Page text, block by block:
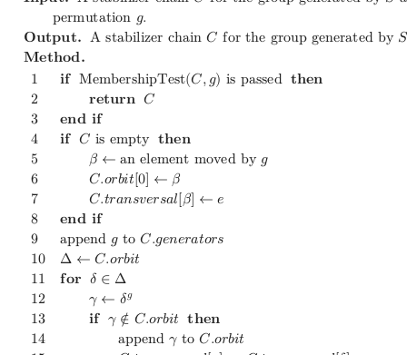
permutation 𝑔.
𝐎𝐮𝐭𝐩𝐮𝐭. A stabilizer chain 𝐶 for the group generated by 𝑆
𝐌𝐞𝐭𝐡𝐨𝐝.
1
𝐢𝐟 MembershipTest(𝐶,𝑔) is passed 𝐭𝐡𝐞𝐧
2
𝐫𝐞𝐭𝐮𝐫𝐧 𝐶
3
𝐞𝐧𝐝 𝐢𝐟
4
𝐢𝐟 𝐶 is empty 𝐭𝐡𝐞𝐧
5
𝛽 ← an element moved by 𝑔
6
𝐶.𝑜𝑟𝑏𝑖𝑡[0] ← 𝛽
7
𝐶.𝑡𝑟𝑎𝑛𝑠𝑣𝑒𝑟𝑠𝑎𝑙[𝛽] ← 𝑒
8
𝐞𝐧𝐝 𝐢𝐟
9
append 𝑔 to 𝐶.𝑔𝑒𝑛𝑒𝑟𝑎𝑡𝑜𝑟𝑠
10 Δ ← 𝐶.𝑜𝑟𝑏𝑖𝑡
11 𝐟𝐨𝐫 𝛿 ∈ Δ
12 𝛾 ← 𝛿𝑔
13 𝐢𝐟 𝛾 ∉ 𝐶.𝑜𝑟𝑏𝑖𝑡 𝐭𝐡𝐞𝐧
14 append 𝛾 to 𝐶.𝑜𝑟𝑏𝑖𝑡